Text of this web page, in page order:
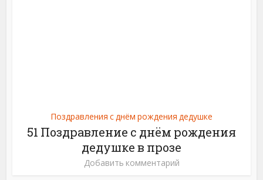
Поздравления с днём рождения дедушке
51 Поздравление с днём рождения
дедушке в прозе
Добавить комментарий